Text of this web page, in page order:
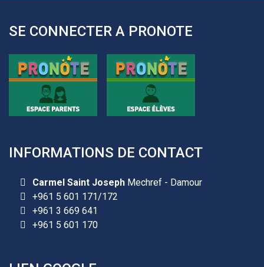
SE CONNECTER A PRONOTE
INFORMATIONS DE CONTACT
Carmel Saint Joseph Mechref - Damour
+961 5 601 171/172
+961 3 669 641
+961 5 601 170